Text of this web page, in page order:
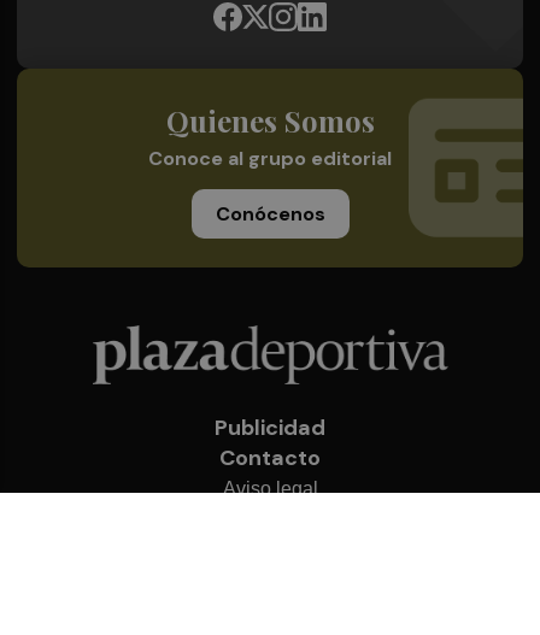
Quienes Somos
Conoce al grupo editorial
Conócenos
Publicidad
Contacto
Aviso legal